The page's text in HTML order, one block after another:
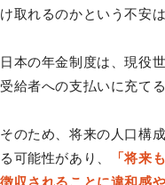
け取れるのかという不安
日本の年金制度は、現役
受給者への支払いに充て
そのため、将来の人口構
る可能性があり、
「将来
徴収されることに違和感